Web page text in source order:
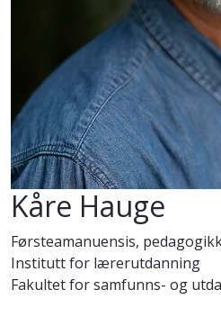
Kåre Hauge
Førsteamanuensis,
Institutt for lærerutdanning
Fakultet for samfunns- og